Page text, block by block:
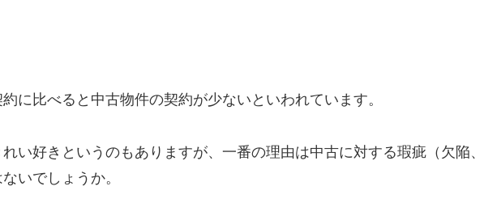
に比べると中古物件の契約が少ないといわれています。
い好きというのもありますが、一番の理由は中古に対する瑕疵（欠陥、
いでしょうか。